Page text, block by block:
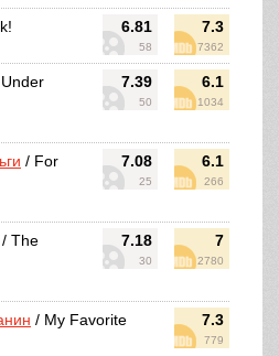
6.81
58
7.3
7362
7.39
50
6.1
1034
7.08
25
6.1
266
/ For
7.18
30
7
2780
/ The
7.3
779
/ My Favorite